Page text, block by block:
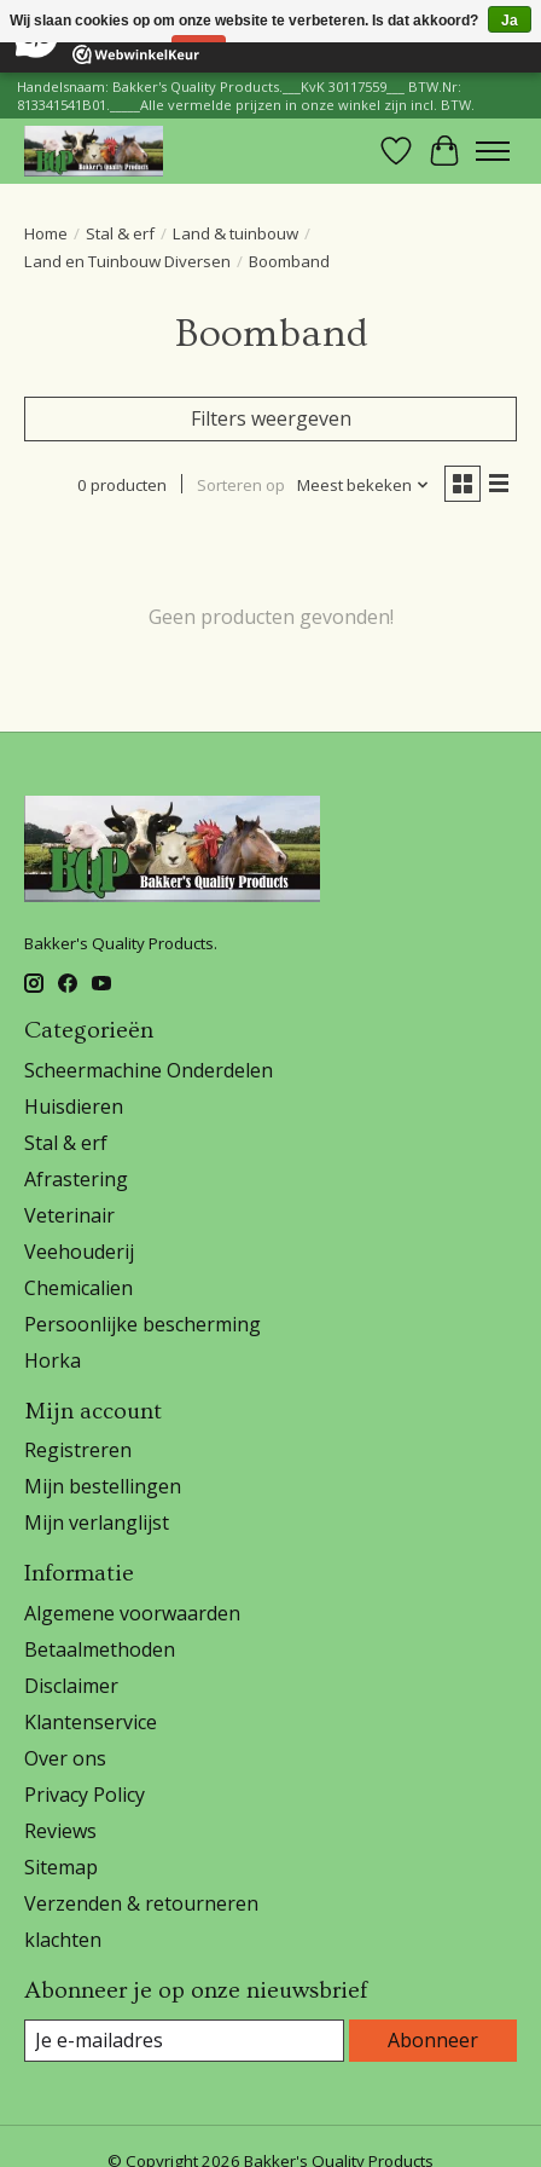
206 Reviews ×
Handelsnaam: Bakker's Quality Products.___KvK 30117559___ BTW.Nr:
813341541B01._____Alle vermelde prijzen in onze winkel zijn incl. BTW.
Verlanglijst
Home / Stal & erf / Land & tuinbouw /
Land en Tuinbouw Diversen / Boomband
Boomband
Filters weergeven
0 producten Sorteren op Meest bekeken
Geen producten gevonden!
Bakker's Quality Products.
Categorieën
Scheermachine Onderdelen
Huisdieren
Stal & erf
Afrastering
Veterinair
Veehouderij
Chemicalien
Persoonlijke bescherming
Horka
Mijn account
Registreren
Mijn bestellingen
Mijn verlanglijst
Informatie
Algemene voorwaarden
Betaalmethoden
Disclaimer
Klantenservice
Over ons
Privacy Policy
Reviews
Sitemap
Verzenden & retourneren
klachten
Abonneer je op onze nieuwsbrief
Abonneer
© Copyright 2026 Bakker's Quality Products
Wij slaan cookies op om onze website te verbeteren. Is dat akkoord?
Ja
Nee